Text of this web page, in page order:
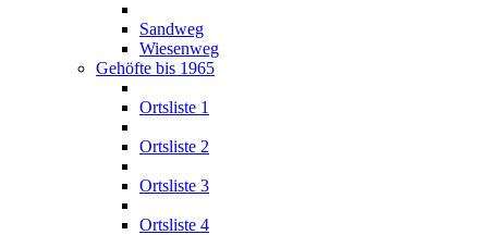
Sandweg
Wiesenweg
Gehöfte bis 1965
Ortsliste 1
Ortsliste 2
Ortsliste 3
Ortsliste 4